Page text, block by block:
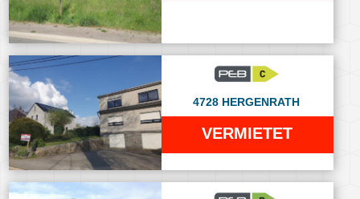
4728 HERGENRATH
VERMIETET